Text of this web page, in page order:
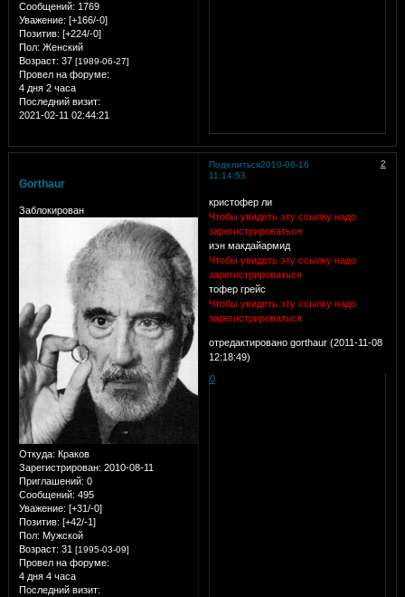
Сообщений: 1769
Уважение: [+166/-0]
Позитив: [+224/-0]
Пол: Женский
Возраст: 37 [1989-06-27]
Провел на форуме:
4 дня 2 часа
Последний визит:
2021-02-11 02:44:21
Поделиться 2
2010-08-16
11:14:53
Gorthaur
Заблокирован
Откуда: Краков
Зарегистрирован: 2010-08-11
Приглашений: 0
Сообщений: 495
Уважение: [+31/-0]
Позитив: [+42/-1]
Пол: Мужской
Возраст: 31 [1995-03-09]
Провел на форуме:
4 дня 4 часа
Последний визит:
кристофер ли
Чтобы увидеть эту ссылку надо
зарегистрироваться
иэн макдайармид
Чтобы увидеть эту ссылку надо
зарегистрироваться
тофер грейс
Чтобы увидеть эту ссылку надо
зарегистрироваться
отредактировано gorthaur (2011-11-08
12:18:49)
0